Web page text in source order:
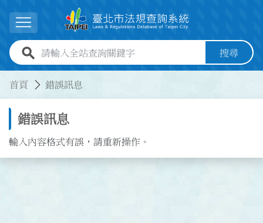
展開選單
全站查詢關鍵字欄位 搜尋
首頁 錯誤訊息
錯誤訊息
輸入內容格式有誤，請重新操作。